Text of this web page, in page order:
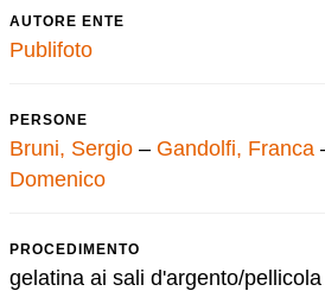
AUTORE ENTE
Publifoto
PERSONE
Bruni, Sergio – Gandolfi, Franca
Domenico
PROCEDIMENTO
gelatina ai sali d'argento/